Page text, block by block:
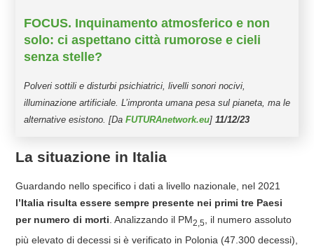
FOCUS. Inquinamento atmosferico e non
solo: ci aspettano città rumorose e cieli
senza stelle?
Polveri sottili e disturbi psichiatrici, livelli sonori nocivi,
illuminazione artificiale. L’impronta umana pesa sul pianeta, ma le
alternative esistono. [Da FUTURAnetwork.eu] 11/12/23
La situazione in Italia
Guardando nello specifico i dati a livello nazionale, nel 2021
l’Italia risulta essere sempre presente nei primi tre Paesi
per numero di morti . Analizzando il PM2,5
, il numero assoluto
più elevato di decessi si è verificato in Polonia (47.300 decessi),